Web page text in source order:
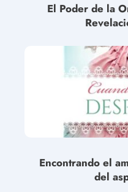
El Poder de la
Encontrando el
del